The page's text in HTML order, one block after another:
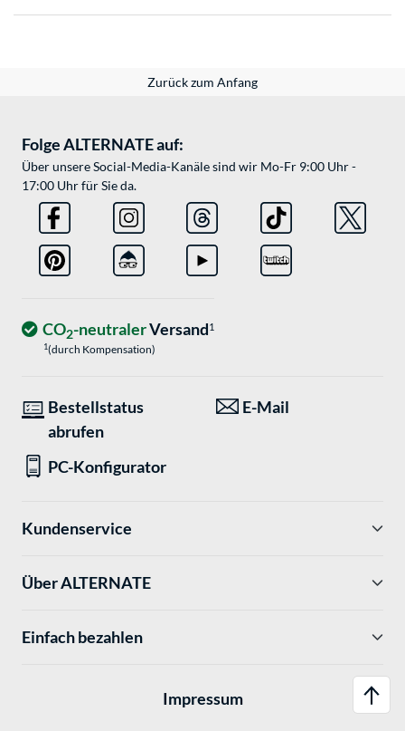
Zurück zum Anfang
Folge ALTERNATE auf:
Über unsere Social-Media-Kanäle sind wir Mo-Fr 9:00 Uhr -
17:00 Uhr für Sie da.
CO2-neutralerVersand1
1(durch Kompensation)
Bestellstatus
abrufen
E-Mail
PC-Konfigurator
Kundenservice
Über ALTERNATE
Einfach bezahlen
Impressum